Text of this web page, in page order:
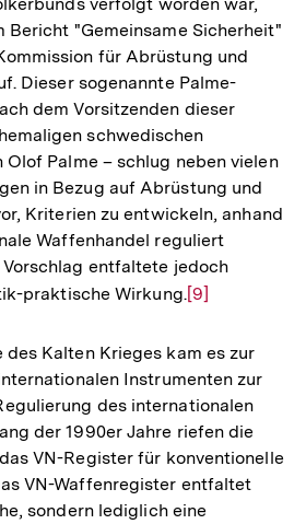
Bericht "Gemeinsame Sicherheit"
für Abrüstung und
Dieser sogenannte Palme-
dem Vorsitzenden dieser
schwedischen
Palme – schlug neben vielen
in Bezug auf Abrüstung und
Kriterien zu entwickeln, anhand
Waffenhandel reguliert
entfaltete jedoch
praktische Wirkung.Zur
der
Fußnote
[9]
des Kalten Krieges kam es zur
Instrumenten zur
des internationalen
der 1990er Jahre riefen die
VN-Register für konventionelle
VN-Waffenregister entfaltet
sondern lediglich eine